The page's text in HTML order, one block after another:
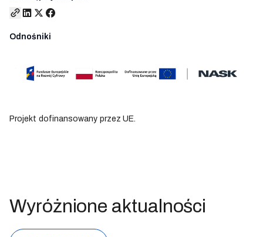
Odnośniki
Projekt dofinansowany przez UE.
Wyróżnione aktualności